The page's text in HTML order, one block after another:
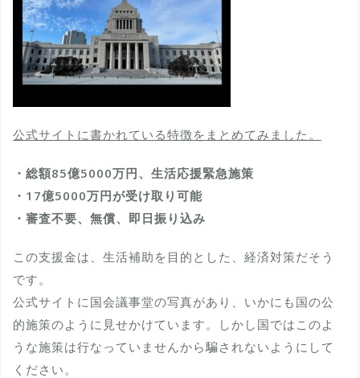
公式サイトに書かれている特徴をまとめてみました。
・総額85億5000万円、生活応援緊急施策
・17億5000万円が受け取り可能
・審査不要、無償、即日振り込み
この支援金は、生活補助を目的とした、経済対策だそう
です。
公式サイトに国会議事堂の写真があり、いかにも国の公
的施策のように見せかけています。しかし国ではこのよ
うな施策は行なっていませんから騙されないようにして
ください。